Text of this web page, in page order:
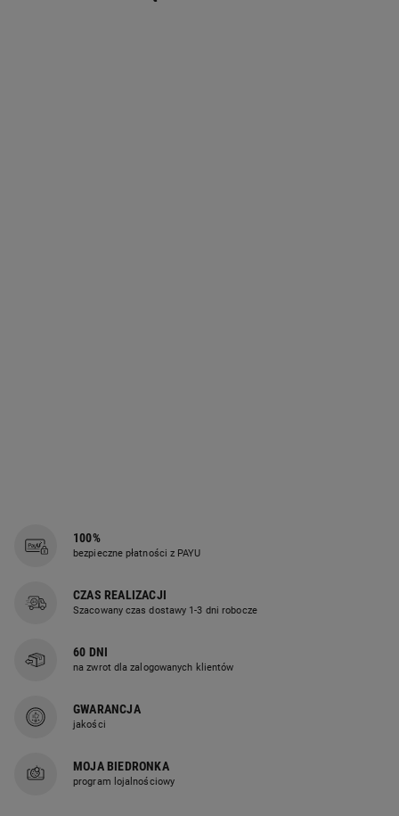
100%
bezpieczne płatności z PAYU
CZAS REALIZACJI
Szacowany czas dostawy 1-3 dni robocze
60 DNI
na zwrot dla zalogowanych klientów
GWARANCJA
jakości
MOJA BIEDRONKA
program lojalnościowy